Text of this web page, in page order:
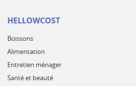
HELLOWCOST
Boissons
Alimentation
Entretien ménager
Santé et beauté